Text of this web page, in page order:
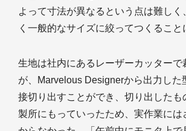
よって寸法が異なるという点は難しく
く一般的なサイズに絞ってつくること
生地は社内にあるレーザーカッターで
が、Marvelous Designerから出力した
接切り出すことができ、切り出したも
製所にもっていったため、実作業には